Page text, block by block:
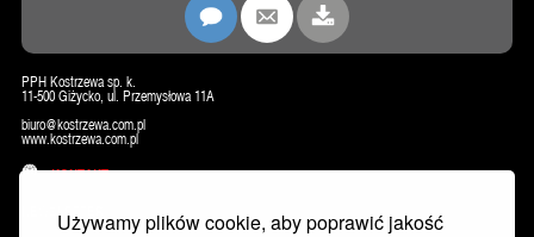
Używamy plików cookie, aby poprawić jakość
PPH Kostrzewa sp. k.
11-500 Giżycko, ul. Przemysłowa 11A
biuro@kostrzewa.com.pl
www.kostrzewa.com.pl
KONTAKT
NEWSLETTER